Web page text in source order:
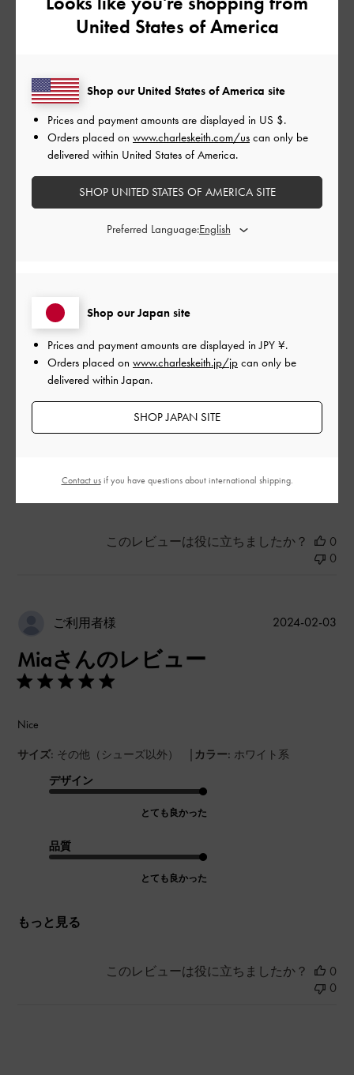
とても良かった
フィルター
並べ替え
ご利用者様
yamさんのレビュー
サイズ: その他（シューズ以外）
デザイン
とても良かった
2024-02-11
このレビューは役に立ちましたか？
0
0
ご利用者様
Miaさんのレビュー
Nice
サイズ: その他（シューズ以外） | カラー: ホワイト系
デザイン
とても良かった
品質
とても良かった
もっと見る
公
2024-02-03
このレビューは役に立ちましたか？
0
0
United States of America
Shop our Japan site
Prices and payment amounts are displayed inJPY ¥.
Orders placed on www.charleskeith.jp/jp can only be
delivered within Japan.
SHOP JAPAN SITE
Shop our United States of America site
Prices and payment amounts are displayed in US $.
Orders placed on www.charleskeith.com/us can only be
delivered within United States of America.
SHOP UNITED STATES OF AMERICA SITE
Preferred Language:
Contact usif you have questions about international shipping.